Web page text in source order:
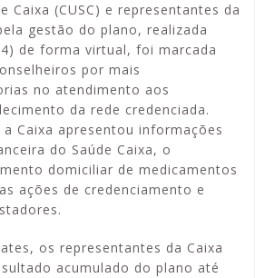
Caixa (CUSC) e representantes da
gestão do plano, realizada
de forma virtual, foi marcada
por mais
no atendimento aos
da rede credenciada.
Caixa apresentou informações
do Saúde Caixa, o
domiciliar de medicamentos
ações de credenciamento e
os representantes da Caixa
acumulado do plano até